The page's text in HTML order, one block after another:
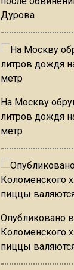
Дурова
На Москву
литров дождя
метр
Опубликовано
Коломенского
пиццы